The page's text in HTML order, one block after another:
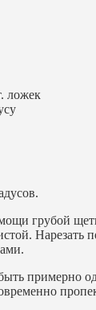
ложек
грубой
Нарезать
примерно